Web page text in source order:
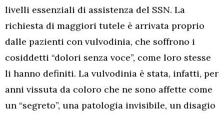
livelli essenziali di assistenza del SSN. La
richiesta di maggiori tutele è arrivata proprio
dalle pazienti con vulvodinia, che soffrono i
cosiddetti “dolori senza voce”, come loro stesse
li hanno definiti. La vulvodinia è stata, infatti, per
anni vissuta da coloro che ne sono affette come
un “segreto”, una patologia invisibile, un disagio